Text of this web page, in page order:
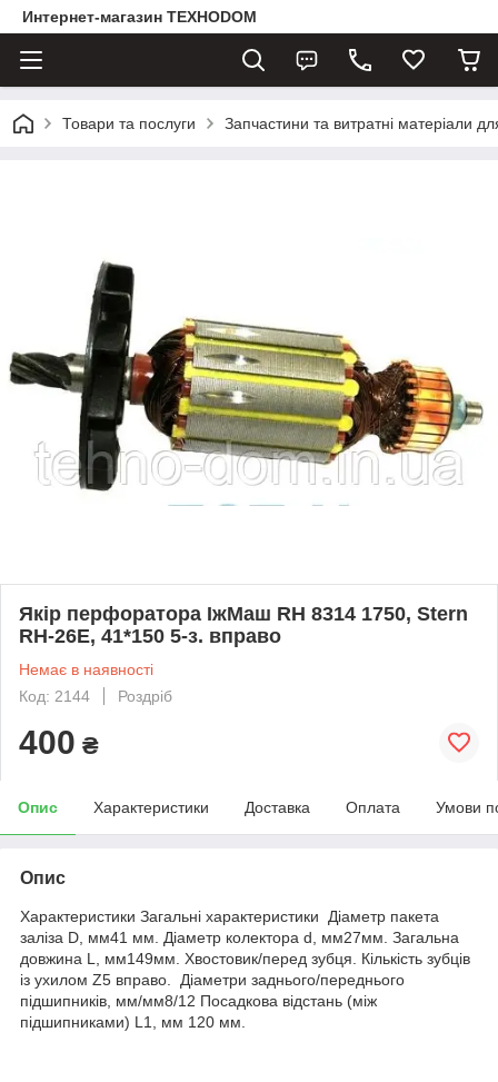
Интернет-магазин ТЕХНОDOM
Товари та послуги Запчастини та витратні матеріали
Якір перфоратора ІжМаш RH 8314 1750, Stern
RH-26E, 41*150 5-з. вправо
Немає в наявності
Код: 2144
Роздріб
400 ₴
Опис Характеристики Доставка Оплата Умови
Опис
Характеристики Загальні характеристики Діаметр пакета
заліза D, мм41 мм. Діаметр колектора d, мм27мм. Загальна
довжина L, мм149мм. Хвостовик/перед зубця. Кількість зубців
із ухилом Z5 вправо. Діаметри заднього/переднього
підшипників, мм/мм8/12 Посадкова відстань (між
підшипниками) L1, мм 120 мм.